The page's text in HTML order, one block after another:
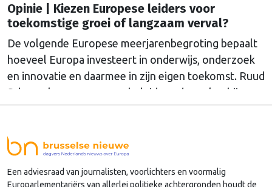
Opinie | Kiezen Europese leiders voor
toekomstige groei of langzaam verval?
De volgende Europese meerjarenbegroting bepaalt
hoeveel Europa investeert in onderwijs, onderzoek
en innovatie en daarmee in zijn eigen toekomst. Ruud
Schapenk, campagne- en beleidsmedewerker bij
Een adviesraad van journalisten, voorlichters en voormalig
Europarlementariërs van allerlei politieke achtergronden houdt de